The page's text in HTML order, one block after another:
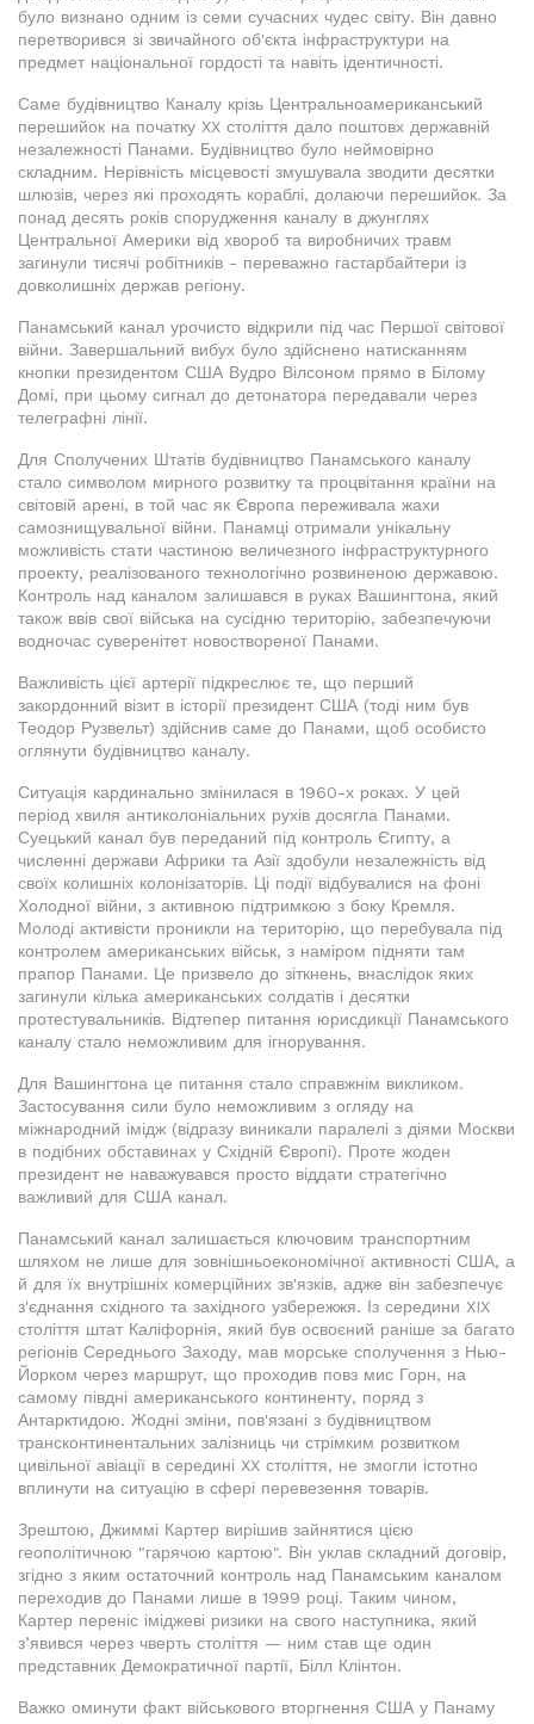
було визнано одним із семи сучасних чудес світу. Він давно
перетворився зі звичайного об'єкта інфраструктури на
предмет національної гордості та навіть ідентичності.
Саме будівництво Каналу крізь Центральноамериканський
перешийок на початку XX століття дало поштовх державній
незалежності Панами. Будівництво було неймовірно
складним. Нерівність місцевості змушувала зводити десятки
шлюзів, через які проходять кораблі, долаючи перешийок. За
понад десять років спорудження каналу в джунглях
Центральної Америки від хвороб та виробничих травм
загинули тисячі робітників - переважно гастарбайтери із
довколишніх держав регіону.
Панамський канал урочисто відкрили під час Першої світової
війни. Завершальний вибух було здійснено натисканням
кнопки президентом США Вудро Вілсоном прямо в Білому
Домі, при цьому сигнал до детонатора передавали через
телеграфні лінії.
Для Сполучених Штатів будівництво Панамського каналу
стало символом мирного розвитку та процвітання країни на
світовій арені, в той час як Європа переживала жахи
самознищувальної війни. Панамці отримали унікальну
можливість стати частиною величезного інфраструктурного
проекту, реалізованого технологічно розвиненою державою.
Контроль над каналом залишався в руках Вашингтона, який
також ввів свої війська на сусідню територію, забезпечуючи
водночас суверенітет новоствореної Панами.
Важливість цієї артерії підкреслює те, що перший
закордонний візит в історії президент США (тоді ним був
Теодор Рузвельт) здійснив саме до Панами, щоб особисто
оглянути будівництво каналу.
Ситуація кардинально змінилася в 1960-х роках. У цей
період хвиля антиколоніальних рухів досягла Панами.
Суецький канал був переданий під контроль Єгипту, а
численні держави Африки та Азії здобули незалежність від
своїх колишніх колонізаторів. Ці події відбувалися на фоні
Холодної війни, з активною підтримкою з боку Кремля.
Молоді активісти проникли на територію, що перебувала під
контролем американських військ, з наміром підняти там
прапор Панами. Це призвело до зіткнень, внаслідок яких
загинули кілька американських солдатів і десятки
протестувальників. Відтепер питання юрисдикції Панамського
каналу стало неможливим для ігнорування.
Для Вашингтона це питання стало справжнім викликом.
Застосування сили було неможливим з огляду на
міжнародний імідж (відразу виникали паралелі з діями Москви
в подібних обставинах у Східній Європі). Проте жоден
президент не наважувався просто віддати стратегічно
важливий для США канал.
Панамський канал залишається ключовим транспортним
шляхом не лише для зовнішньоекономічної активності США, а
й для їх внутрішніх комерційних зв'язків, адже він забезпечує
з'єднання східного та західного узбережжя. Із середини XIX
століття штат Каліфорнія, який був освоєний раніше за багато
регіонів Середнього Заходу, мав морське сполучення з Нью-
Йорком через маршрут, що проходив повз мис Горн, на
самому півдні американського континенту, поряд з
Антарктидою. Жодні зміни, пов'язані з будівництвом
трансконтинентальних залізниць чи стрімким розвитком
цивільної авіації в середині XX століття, не змогли істотно
вплинути на ситуацію в сфері перевезення товарів.
Зрештою, Джиммі Картер вирішив зайнятися цією
геополітичною "гарячою картою". Він уклав складний договір,
згідно з яким остаточний контроль над Панамським каналом
переходив до Панами лише в 1999 році. Таким чином,
Картер переніс іміджеві ризики на свого наступника, який
з’явився через чверть століття — ним став ще один
представник Демократичної партії, Білл Клінтон.
Важко оминути факт військового вторгнення США у Панаму